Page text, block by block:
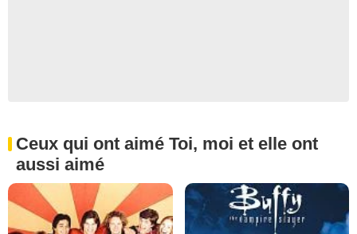
Ceux qui ont aimé Toi, moi et elle ont
aussi aimé